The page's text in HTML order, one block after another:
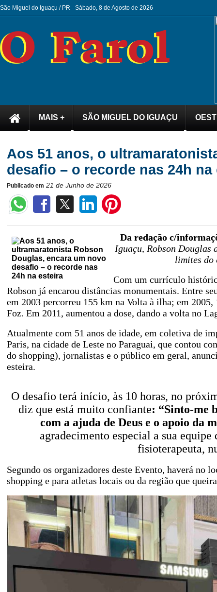
São Miguel do Iguaçu / PR - Sábado, 8 de Agosto de 2026
MAIS + SÃO MIGUEL DO IGUAÇU
Aos 51 anos, o
desafio – o recorde nas 24h na
Publicado em 21 de Junho de 2026
Da redação c/
Iguaçu, Robson Douglas
limites do
Com um currículo
Robson já encarou distâncias monumentais. Entre
em 2003 percorreu 155 km na Volta à ilha; em
Foz. Em 2011, aumentou a dose, dando a volta no
Atualmente com 51 anos de idade, em coletiva de
Paris, na cidade de Leste no Paraguai, que contou
do shopping), jornalistas e o público em geral,
esteira.
O desafio terá início, às 10 horas, no
diz que está muito confiante: “Sinto-me
com a ajuda de Deus e o apoio da
agradecimento especial a sua
fisioterapeuta,
Segundo os organizadores deste Evento, haverá no
shopping e para atletas locais ou da região que